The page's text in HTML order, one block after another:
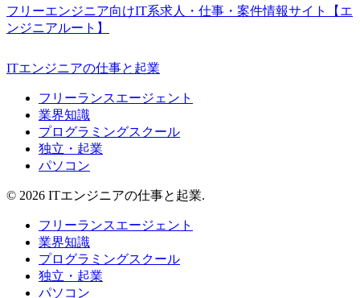
フリーエンジニア向けIT系求人・仕事・案件情報サイト【エ
ンジニアルート】
ITエンジニアの仕事と起業
フリーランスエージェント
業界知識
プログラミングスクール
独立・起業
パソコン
© 2026 ITエンジニアの仕事と起業.
フリーランスエージェント
業界知識
プログラミングスクール
独立・起業
パソコン